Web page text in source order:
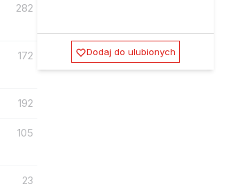
282
172
192
105
23
Dodaj do ulubionych